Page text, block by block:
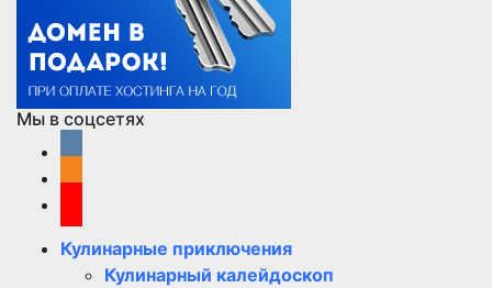
Мы в соцсетях
Кулинарные приключения
Кулинарный калейдоскоп